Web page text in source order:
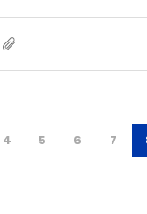
4 5 6 7